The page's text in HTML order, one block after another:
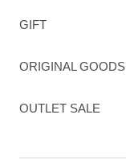
GIFT
ORIGINAL GOODS
OUTLET SALE